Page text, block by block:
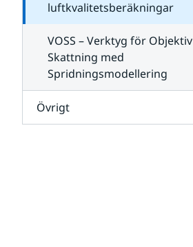
luftkvalitetsberäkningar
VOSS – Verktyg för Objektiv
Skattning med
Spridningsmodellering
Övrigt